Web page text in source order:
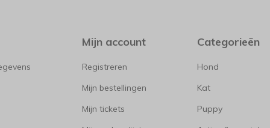
Mijn account
Registreren
Mijn bestellingen
Mijn tickets
Categorieën
Hond
Kat
Puppy